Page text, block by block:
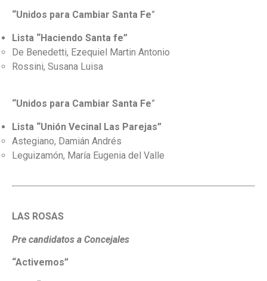
“Unidos para Cambiar Santa Fe”
Lista “Haciendo Santa fe”
De Benedetti, Ezequiel Martin Antonio
Rossini, Susana Luisa
“Unidos para Cambiar Santa Fe”
Lista “Unión Vecinal Las Parejas”
Astegiano, Damián Andrés
Leguizamón, María Eugenia del Valle
LAS ROSAS
Pre candidatos a Concejales
“Activemos”